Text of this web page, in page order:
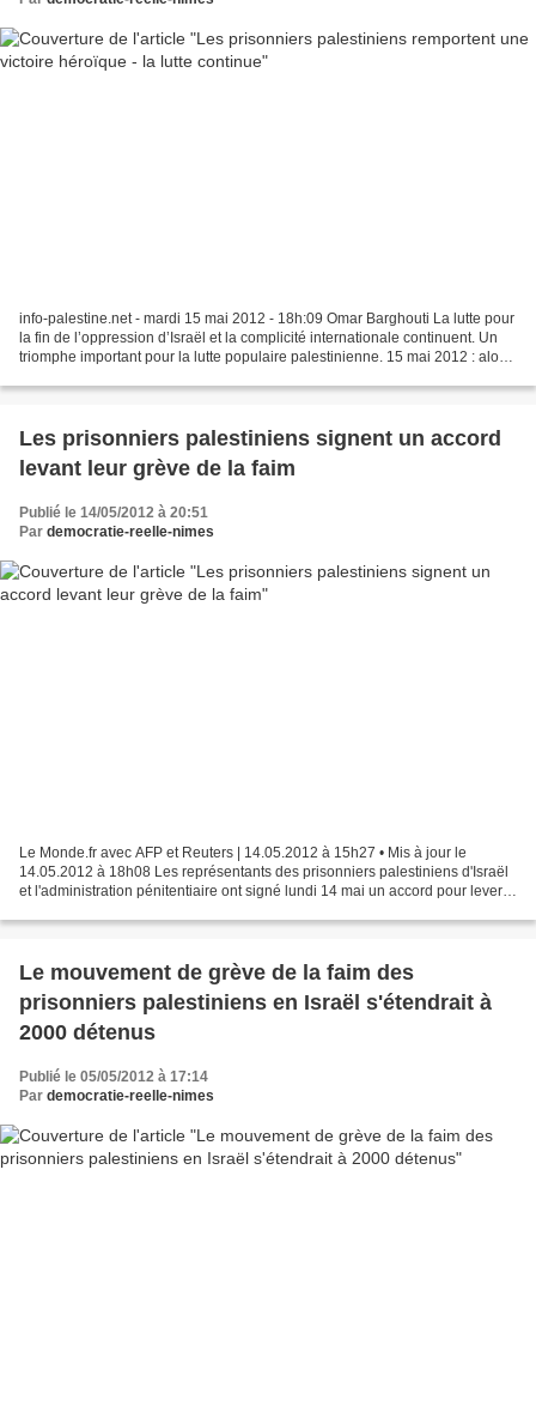
info-palestine.net - mardi 15 mai 2012 - 18h:09 Omar Barghouti La lutte pour
la fin de l’oppression d’Israël et la complicité internationale continuent. Un
triomphe important pour la lutte populaire palestinienne. 15 mai 2012 : alors
Les prisonniers palestiniens signent un accord
levant leur grève de la faim
Publié le 14/05/2012 à 20:51
Par democratie-reelle-nimes
Le Monde.fr avec AFP et Reuters | 14.05.2012 à 15h27 • Mis à jour le
14.05.2012 à 18h08 Les représentants des prisonniers palestiniens d'Israël
et l'administration pénitentiaire ont signé lundi 14 mai un accord pour lever
Le mouvement de grève de la faim des
prisonniers palestiniens en Israël s'étendrait à
2000 détenus
Publié le 05/05/2012 à 17:14
Par democratie-reelle-nimes